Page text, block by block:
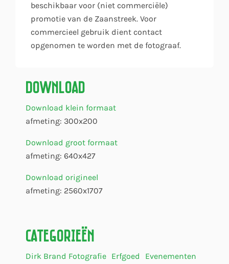
beschikbaar voor (niet commerciële)
promotie van de Zaanstreek. Voor
commercieel gebruik dient contact
opgenomen te worden met de fotograaf.
Download
Download klein formaat
afmeting: 300x200
Download groot formaat
afmeting: 640x427
Download origineel
afmeting: 2560x1707
Categorieën
Dirk Brand Fotografie Erfgoed
Evenementen